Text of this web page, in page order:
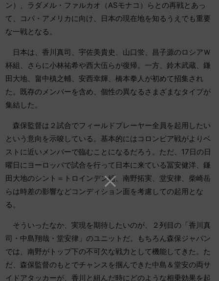
ン）、ラダメル・ファルカオ（ASモナコ）らとの再戦とあっ
て、コパ・アメリカに向け、日本の現在地を知るうえでも重要
な一戦となる。
日本は、香川真司、宇佐美貴史、山口蛍、昌子源のロシアＷ
杯組、さらに小林祐希や西大伍らが復帰。一方、鈴木武蔵、鎌
田大地、畠中槙之輔、安西幸輝、橋本拳人が初めて招集され
た。既存のメンバーを含め、個性の異なるさまざまなタイプが
集結した。
森保監督は２試合でフィールドプレーヤー全員を起用したい
という意向を示唆している。基本的にはコロンビア戦がよりベ
ストに近いメンバーで臨むことになるだろう。ただ、17日の日
曜日にヨーロッパで試合を行って日本に来ている冨安健洋、鎌
田大地のシント＝トロインデン組、南野拓実、堂安律、柴崎岳
らは時差の影響などコンディション面を考慮しての起用とな
る。
そういったなか、実現を期待したいのが、２列目の「香川真
司・中島翔哉・堂安律」のユニットだ。もちろん森保ジャパン
では、南野がトップ下の不可欠な戦力として機能してきた。た
だ、森保監督のもとでチャンスを掴んできた中島＆堂安の両サ
イドアタッカーが、香川と組んだ時にどのような相乗効果を起